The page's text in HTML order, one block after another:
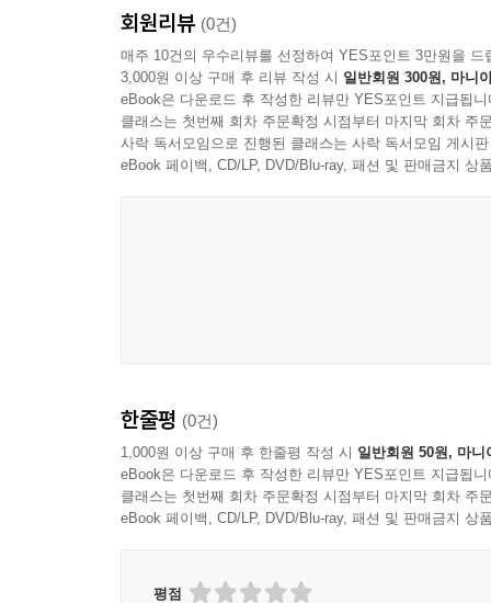
회원리뷰 (0건)
매주 10건의 우수리뷰를 선정하여 YES포인트 3만원을 드
3,000원 이상 구매 후 리뷰 작성 시 일반회원 300원, 마니
eBook은 다운로드 후 작성한 리뷰만 YES포인트 지급됩니
클래스는 첫번째 회차 주문확정 시점부터 마지막 회차 주
사락 독서모임으로 진행된 클래스는 사락 독서모임 게시
eBook 페이백, CD/LP, DVD/Blu-ray, 패션 및 판매금지 상
한줄평 (0건)
1,000원 이상 구매 후 한줄평 작성 시 일반회원 50원, 마니
eBook은 다운로드 후 작성한 리뷰만 YES포인트 지급됩니
클래스는 첫번째 회차 주문확정 시점부터 마지막 회차 주
eBook 페이백, CD/LP, DVD/Blu-ray, 패션 및 판매금지 상
평점